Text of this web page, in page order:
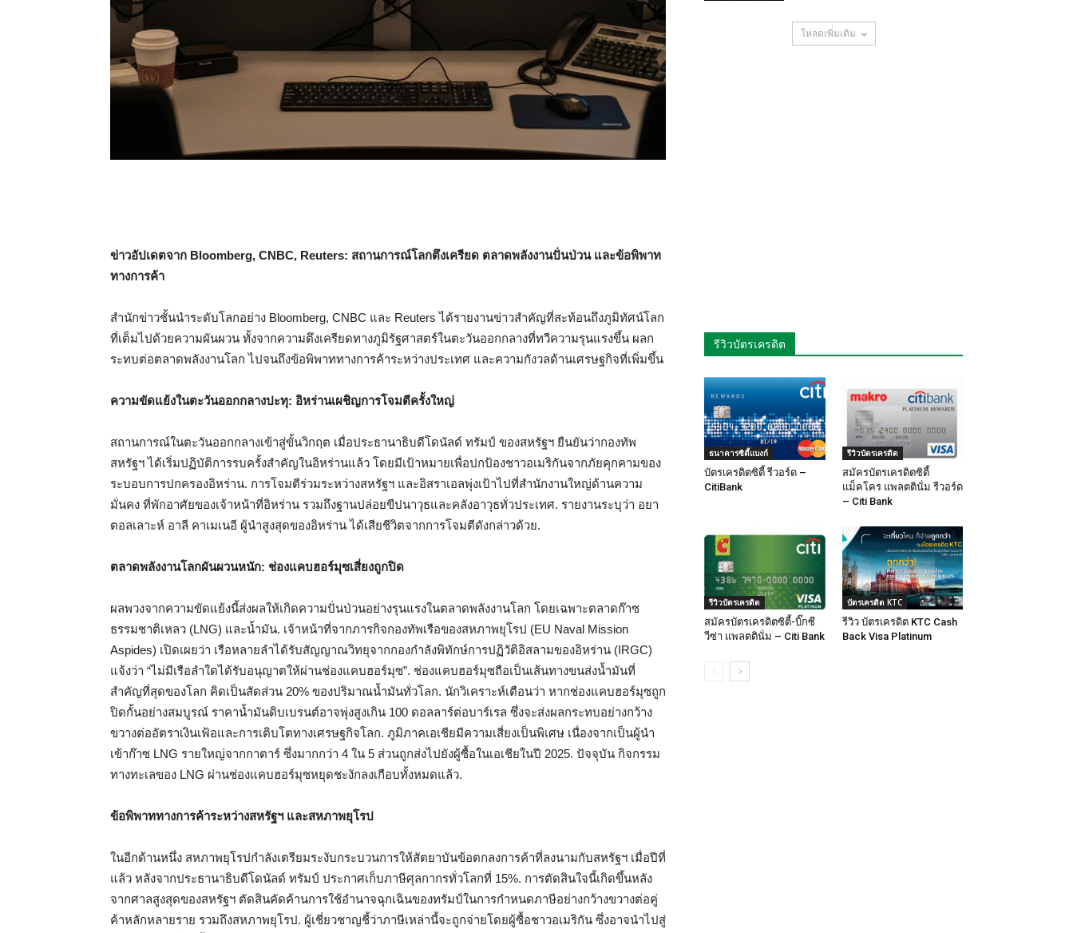
ข่าวอัปเดตจาก Bloomberg, CNBC, Reuters: สถานการณ์โลกตึงเครียด ตลาดพลังงานปั่นป่วน และข้อพิพาท
ทางการค้า
สำนักข่าวชั้นนำระดับโลกอย่าง Bloomberg, CNBC และ Reuters ได้รายงานข่าวสำคัญที่สะท้อนถึงภูมิทัศน์โลก
ที่เต็มไปด้วยความผันผวน ทั้งจากความตึงเครียดทางภูมิรัฐศาสตร์ในตะวันออกกลางที่ทวีความรุนแรงขึ้น ผลก
ระทบต่อตลาดพลังงานโลก ไปจนถึงข้อพิพาททางการค้าระหว่างประเทศ และความกังวลด้านเศรษฐกิจที่เพิ่มขึ้น
ความขัดแย้งในตะวันออกกลางปะทุ: อิหร่านเผชิญการโจมตีครั้งใหญ่
สถานการณ์ในตะวันออกกลางเข้าสู่ขั้นวิกฤต เมื่อประธานาธิบดีโดนัลด์ ทรัมป์ ของสหรัฐฯ ยืนยันว่ากองทัพ
สหรัฐฯ ได้เริ่มปฏิบัติการรบครั้งสำคัญในอิหร่านแล้ว โดยมีเป้าหมายเพื่อปกป้องชาวอเมริกันจากภัยคุกคามของ
ระบอบการปกครองอิหร่าน. การโจมตีร่วมระหว่างสหรัฐฯ และอิสราเอลพุ่งเป้าไปที่สำนักงานใหญ่ด้านความ
มั่นคง ที่พักอาศัยของเจ้าหน้าที่อิหร่าน รวมถึงฐานปล่อยขีปนาวุธและคลังอาวุธทั่วประเทศ. รายงานระบุว่า อยา
ตอลเลาะห์ อาลี คาเมเนอี ผู้นำสูงสุดของอิหร่าน ได้เสียชีวิตจากการโจมตีดังกล่าวด้วย.
ตลาดพลังงานโลกผันผวนหนัก: ช่องแคบฮอร์มุซเสี่ยงถูกปิด
ผลพวงจากความขัดแย้งนี้ส่งผลให้เกิดความปั่นป่วนอย่างรุนแรงในตลาดพลังงานโลก โดยเฉพาะตลาดก๊าซ
ธรรมชาติเหลว (LNG) และน้ำมัน. เจ้าหน้าที่จากภารกิจกองทัพเรือของสหภาพยุโรป (EU Naval Mission
Aspides) เปิดเผยว่า เรือหลายลำได้รับสัญญาณวิทยุจากกองกำลังพิทักษ์การปฏิวัติอิสลามของอิหร่าน (IRGC)
แจ้งว่า “ไม่มีเรือลำใดได้รับอนุญาตให้ผ่านช่องแคบฮอร์มุซ”. ช่องแคบฮอร์มุซถือเป็นเส้นทางขนส่งน้ำมันที่
สำคัญที่สุดของโลก คิดเป็นสัดส่วน 20% ของปริมาณน้ำมันทั่วโลก. นักวิเคราะห์เตือนว่า หากช่องแคบฮอร์มุซถูก
ปิดกั้นอย่างสมบูรณ์ ราคาน้ำมันดิบเบรนต์อาจพุ่งสูงเกิน 100 ดอลลาร์ต่อบาร์เรล ซึ่งจะส่งผลกระทบอย่างกว้าง
ขวางต่ออัตราเงินเฟ้อและการเติบโตทางเศรษฐกิจโลก. ภูมิภาคเอเชียมีความเสี่ยงเป็นพิเศษ เนื่องจากเป็นผู้นำ
เข้าก๊าซ LNG รายใหญ่จากกาตาร์ ซึ่งมากกว่า 4 ใน 5 ส่วนถูกส่งไปยังผู้ซื้อในเอเชียในปี 2025. ปัจจุบัน กิจกรรม
ทางทะเลของ LNG ผ่านช่องแคบฮอร์มุซหยุดชะงักลงเกือบทั้งหมดแล้ว.
ข้อพิพาททางการค้าระหว่างสหรัฐฯ และสหภาพยุโรป
ในอีกด้านหนึ่ง สหภาพยุโรปกำลังเตรียมระงับกระบวนการให้สัตยาบันข้อตกลงการค้าที่ลงนามกับสหรัฐฯ เมื่อปีที่
แล้ว หลังจากประธานาธิบดีโดนัลด์ ทรัมป์ ประกาศเก็บภาษีศุลกากรทั่วโลกที่ 15%. การตัดสินใจนี้เกิดขึ้นหลัง
จากศาลสูงสุดของสหรัฐฯ ตัดสินคัดค้านการใช้อำนาจฉุกเฉินของทรัมป์ในการกำหนดภาษีอย่างกว้างขวางต่อคู่
ค้าหลักหลายราย รวมถึงสหภาพยุโรป. ผู้เชี่ยวชาญชี้ว่าภาษีเหล่านี้จะถูกจ่ายโดยผู้ซื้อชาวอเมริกัน ซึ่งอาจนำไปสู่
โหลดเพิ่มเติม
รีวิวบัตรเครดิต
ธนาคารซิตี้แบงก์
บัตรเครดิตซิตี้ รีวอร์ด –
CitiBank
รีวิวบัตรเครดิต
สมัครบัตรเครดิตซิตี้
แม็คโคร แพลตตินั่ม รีวอร์ด
– Citi Bank
รีวิวบัตรเครดิต
สมัครบัตรเครดิตซิตี้-บิ๊กซี
วีซ่า แพลตตินั่ม – Citi Bank
บัตรเครดิต KTC
รีวิว บัตรเครดิต KTC Cash
Back Visa Platinum